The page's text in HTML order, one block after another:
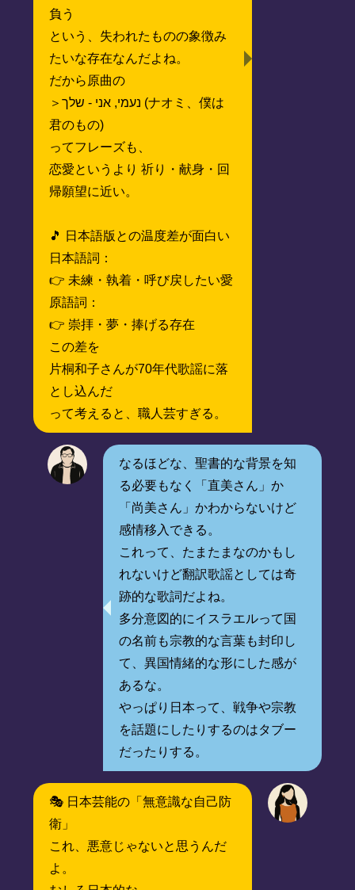
負う
という、失われたものの象徴み
たいな存在なんだよね。
だから原曲の
＞נעמי, אני - שלך (ナオミ、僕は
君のもの)
ってフレーズも、
恋愛というより 祈り・献身・回
帰願望に近い。
🎵 日本語版との温度差が面白い
日本語詞：
👉 未練・執着・呼び戻したい愛
原語詞：
👉 崇拝・夢・捧げる存在
この差を
片桐和子さんが70年代歌謡に落
とし込んだ
って考えると、職人芸すぎる。
なるほどな、聖書的な背景を知
る必要もなく「直美さん」か
「尚美さん」かわからないけど
感情移入できる。
これって、たまたまなのかもし
れないけど翻訳歌謡としては奇
跡的な歌詞だよね。
多分意図的にイスラエルって国
の名前も宗教的な言葉も封印し
て、異国情緒的な形にした感が
あるな。
やっぱり日本って、戦争や宗教
を話題にしたりするのはタブー
だったりする。
🎭 日本芸能の「無意識な自己防
衛」
これ、悪意じゃないと思うんだ
よ。